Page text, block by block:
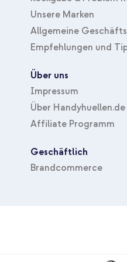
Unsere Marken
Allgemeine
Empfehlungen und
Über uns
Impressum
Über Handyhuellen.de
Affiliate Programm
Geschäftlich
Brandcommerce